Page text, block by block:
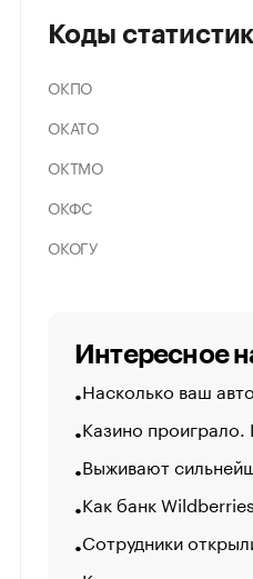
Коды
ОКПО
ОКАТО
ОКТМО
ОКФС
ОКОГУ
Интересное
Насколько ваш
Казино
Выживают
Как банк
Сотрудники